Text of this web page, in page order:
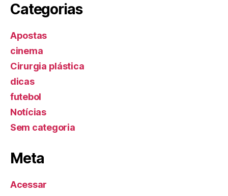
Categorias
Apostas
cinema
Cirurgia plástica
dicas
futebol
Notícias
Sem categoria
Meta
Acessar